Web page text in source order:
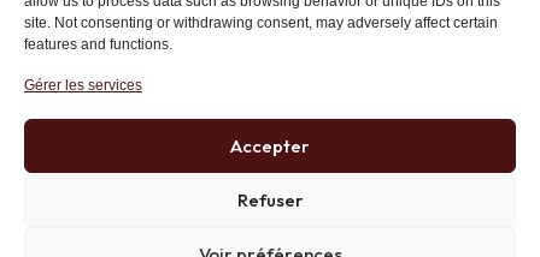
site. Not consenting or withdrawing consent, may adversely affect certain
features and functions.
Gérer les services
Accepter
Refuser
Institut des Libertés
+33 (0)1 71 20 45 39